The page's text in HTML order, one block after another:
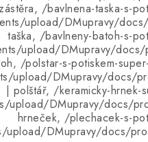
/bavlnena-taska-s-
upload/DMupravy/
taška, /bavlneny-batoh-s-
upload/DMupravy/
/polstar-s-potiskem-
upload/DMupravy/docs/
| polštář, /keramicky-hrnek-
upload/DMupravy/docs/
hrneček, /plechacek-s-
upload/DMupravy/docs/